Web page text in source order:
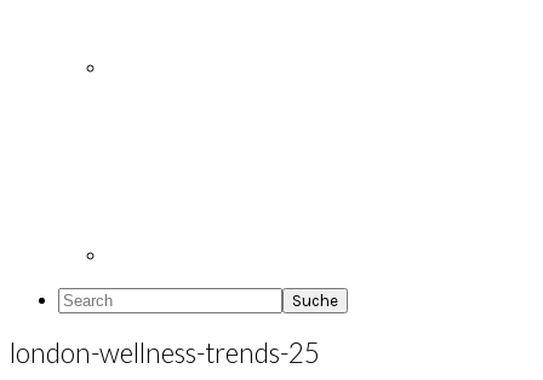
Search
london-wellness-trends-25